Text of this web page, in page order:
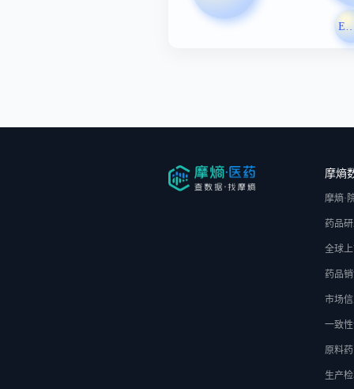
Emory
摩熵
摩熵·
药品
全球
药品
市场
一致
原料药
生产